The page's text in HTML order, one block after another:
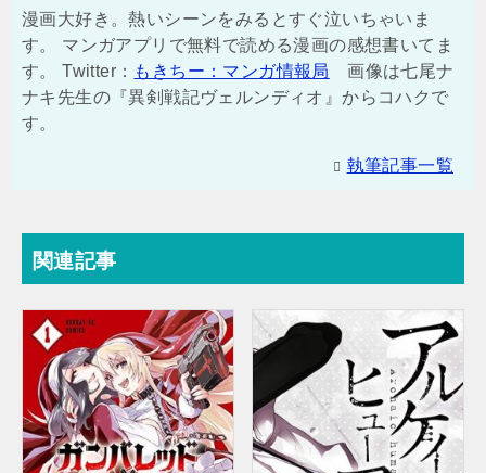
漫画大好き。熱いシーンをみるとすぐ泣いちゃいま
す。 マンガアプリで無料で読める漫画の感想書いてま
す。 Twitter： もきちー：マンガ情報局
画像は七尾ナ
ナキ先生の『異剣戦記ヴェルンディオ』からコハクで
す。
執筆記事一覧
関連記事